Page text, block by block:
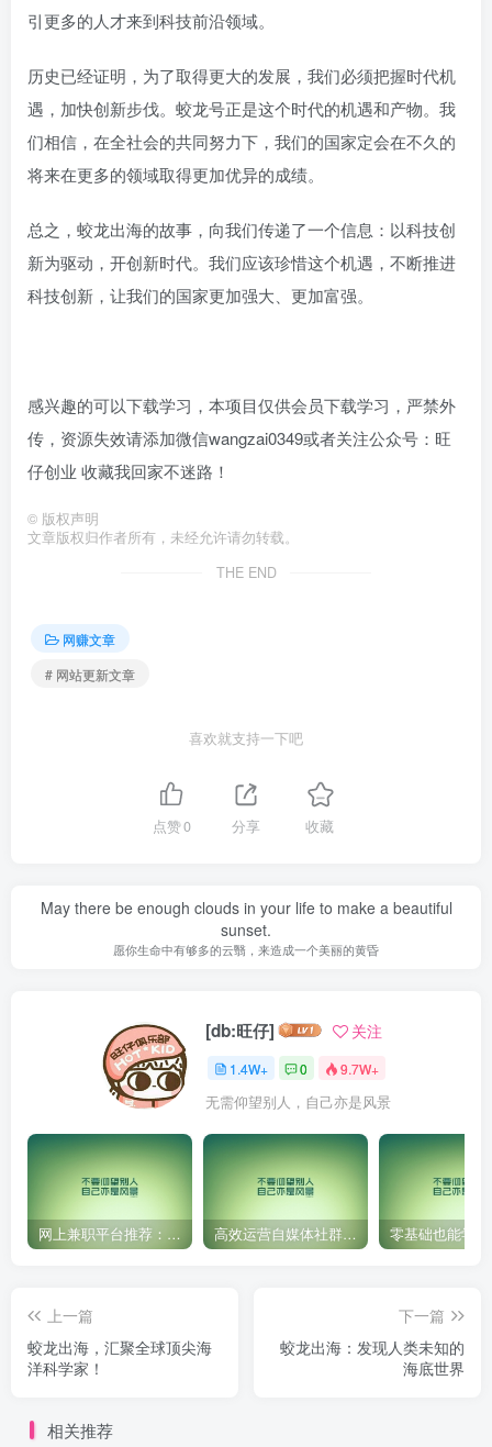
引更多的人才来到科技前沿领域。
历史已经证明，为了取得更大的发展，我们必须把握时代机
遇，加快创新步伐。蛟龙号正是这个时代的机遇和产物。我
们相信，在全社会的共同努力下，我们的国家定会在不久的
将来在更多的领域取得更加优异的成绩。
总之，蛟龙出海的故事，向我们传递了一个信息：以科技创
新为驱动，开创新时代。我们应该珍惜这个机遇，不断推进
科技创新，让我们的国家更加强大、更加富强。
感兴趣的可以下载学习，本项目仅供会员下载学习，严禁外
传，资源失效请添加微信wangzai0349或者关注公众号：旺
仔创业 收藏我回家不迷路！
© 版权声明
文章版权归作者所有，未经允许请勿转载。
THE END
网赚文章
# 网站更新文章
喜欢就支持一下吧
点赞0 分享 收藏
May there be enough clouds in your life to make a beautiful
sunset.
愿你生命中有够多的云翳，来造成一个美丽的黄昏
[db:旺仔] 关注
1.4W+ 0 9.7W+
无需仰望别人，自己亦是风景
网上兼职平台推荐：国外网赚任务！ 高效运营自媒体社群，让内容更有价值！
上一篇
蛟龙出海，汇聚全球顶尖海
洋科学家！
下一篇
蛟龙出海：发现人类未知的
海底世界
相关推荐